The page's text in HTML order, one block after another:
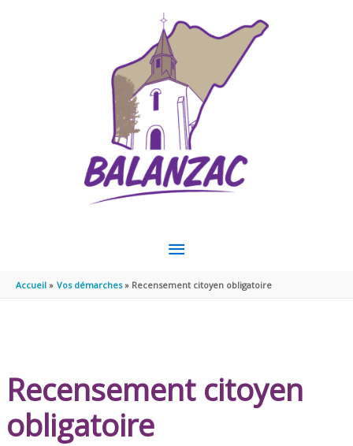
MENU
PRINCIPAL
Accueil Vos démarches Recensement citoyen obligatoire
Recensement citoyen
obligatoire